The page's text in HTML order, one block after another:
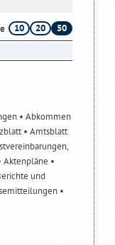
10 20
50
• Abkommen
• Amtsblatt
Aktenpläne •
und
•